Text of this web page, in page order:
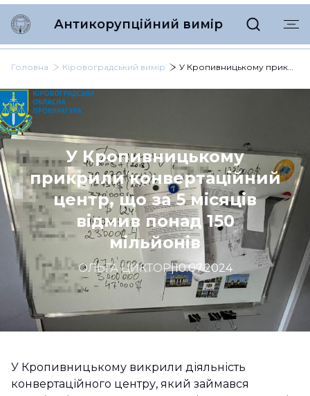
Антикорупційний вимір
Головна Кіровоградський вимір У Кропивницькому прикрили конвертаційний центр, що за 5 місяців відмив понад 150 мільйонів
У Кропивницькому
прикрили конвертаційний
центр, що за 5 місяців
відмив понад 150
мільйонів
ОЛЬГА ЦИКТОР|10.07.2024
У Кропивницькому викрили діяльність
конвертаційного центру, який займався